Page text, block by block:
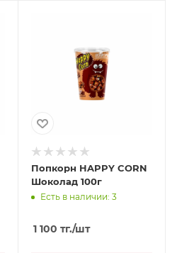
Попкорн HAPPY CORN
Шоколад 100г
Есть в наличии: 3
1 100 тг./шт